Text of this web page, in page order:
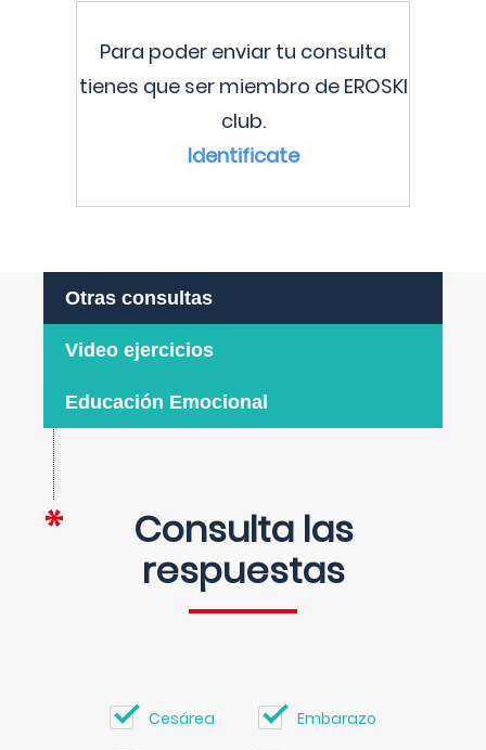
Para poder enviar tu consulta
tienes que ser miembro de EROSKI
club.
Identificate
Otras consultas
Video ejercicios
Educación Emocional
Consulta las
respuestas
Cesárea Embarazo